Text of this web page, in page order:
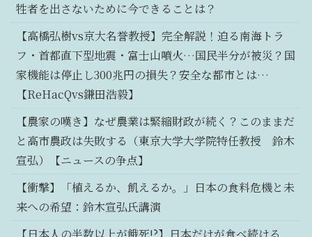
牲者を出さないために今できることは？
【高橋弘樹vs京大名誉教授】完全解説！迫る南海トラ
フ・首都直下型地震・富士山噴火…国民半分が被災？国
家機能は停止し300兆円の損失？安全な都市とは…
【ReHacQvs鎌田浩毅】
【農家の嘆き】なぜ農業は緊縮財政が続く？このままだ
と高市農政は失敗する（東京大学大学院特任教授 鈴木
宣弘）【ニュースの争点】
【衝撃】「植えるか、飢えるか。」日本の食料危機と未
来への希望：鈴木宣弘氏講演